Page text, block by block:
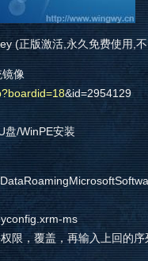
(正版激活,永久免费使用,
像
&id=2954129
盘/WinPE安装
ms
限，覆盖，再输入上回的序